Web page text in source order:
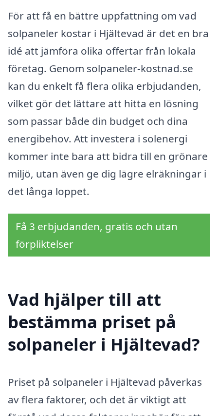
För att få en bättre uppfattning om vad
solpaneler kostar i Hjältevad är det en bra
idé att jämföra olika offertar från lokala
företag. Genom solpaneler-kostnad.se
kan du enkelt få flera olika erbjudanden,
vilket gör det lättare att hitta en lösning
som passar både din budget och dina
energibehov. Att investera i solenergi
kommer inte bara att bidra till en grönare
miljö, utan även ge dig lägre elräkningar i
det långa loppet.
Få 3 erbjudanden, gratis och utan
förpliktelser
Vad hjälper till att
bestämma priset på
solpaneler i Hjältevad?
Priset på solpaneler i Hjältevad påverkas
av flera faktorer, och det är viktigt att